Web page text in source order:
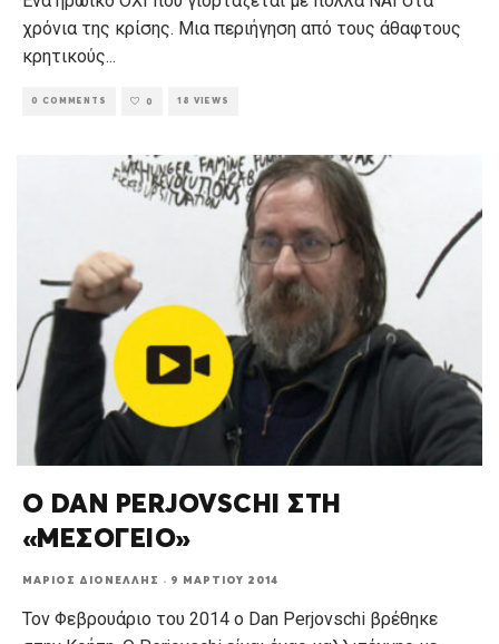
χρόνια της κρίσης. Μια περιήγηση από τους άθαφτους
κρητικούς...
0 COMMENTS 0 18 VIEWS
Ο DAN PERJOVSCHI ΣΤΗ
«ΜΕΣΟΓΕΙΟ»
ΜΆΡΙΟΣ ΔΙΟΝΈΛΛΗΣ · 9 ΜΑΡΤΊΟΥ 2014
Τον Φεβρουάριο του 2014 ο Dan Perjovschi βρέθηκε